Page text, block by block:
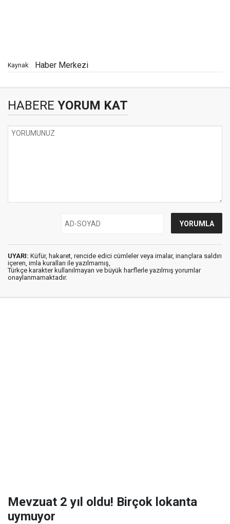
Kaynak: Haber Merkezi
HABERE YORUM KAT
UYARI: Küfür, hakaret, rencide edici cümleler veya imalar, inançlara saldırı
içeren, imla kuralları ile yazılmamış,
Türkçe karakter kullanılmayan ve büyük harflerle yazılmış yorumlar
onaylanmamaktadır.
Mevzuat 2 yıl oldu! Birçok lokanta
uymuyor